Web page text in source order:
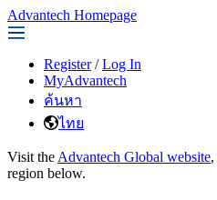
Advantech Homepage
Register / Log In
MyAdvantech
ค้นหา
ไทย
Visit the Advantech Global website
region below.